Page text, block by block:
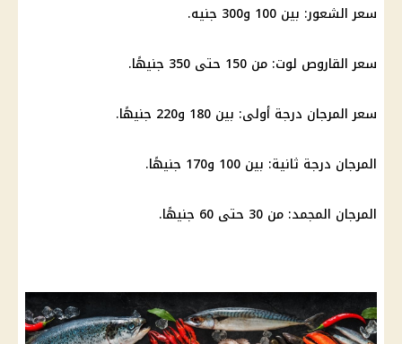
سعر الشعور: بين 100 و300 جنيه.
سعر القاروص لوت: من 150 حتى 350 جنيهًا.
سعر المرجان درجة أولى: بين 180 و220 جنيهًا.
المرجان درجة ثانية: بين 100 و170 جنيهًا.
المرجان المجمد: من 30 حتى 60 جنيهًا.